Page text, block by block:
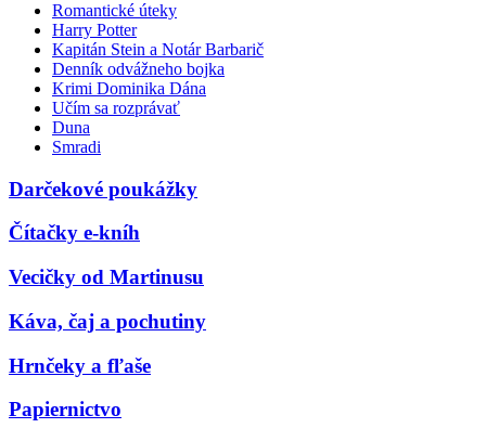
Romantické úteky
Harry Potter
Kapitán Stein a Notár Barbarič
Denník odvážneho bojka
Krimi Dominika Dána
Učím sa rozprávať
Duna
Smradi
Darčekové poukážky
Čítačky e-kníh
Vecičky od Martinusu
Káva, čaj a pochutiny
Hrnčeky a fľaše
Papiernictvo